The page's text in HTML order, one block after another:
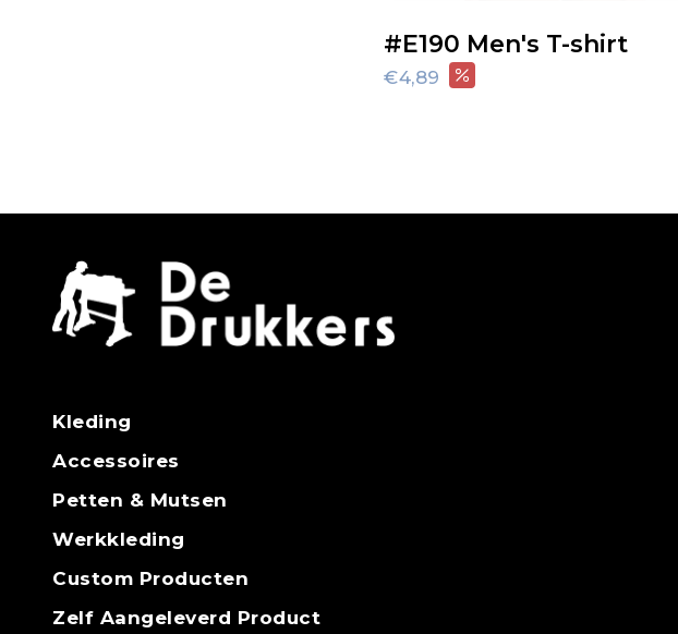
#E190 Men's T-shirt
€4,89
Kleding
Accessoires
Petten & Mutsen
Werkkleding
Custom Producten
Zelf Aangeleverd Product